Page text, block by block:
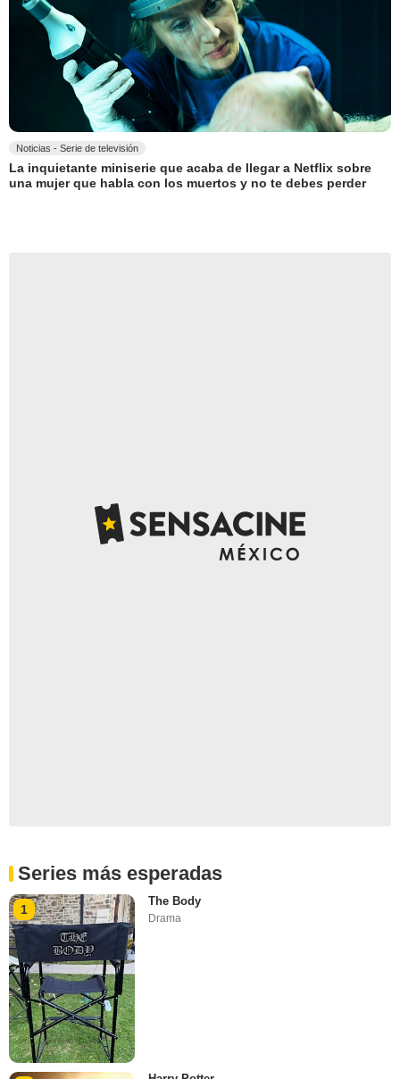
Noticias - Serie de televisión
La inquietante miniserie que acaba de llegar a Netflix sobre
una mujer que habla con los muertos y no te debes perder
Series más esperadas
1
The Body
Drama